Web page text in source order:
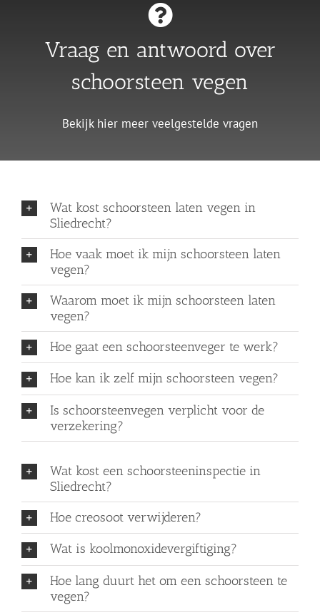
Vraag en antwoord over
schoorsteen vegen
Bekijk hier meer veelgestelde vragen
Wat kost schoorsteen laten vegen in
Sliedrecht?
Hoe vaak moet ik mijn schoorsteen laten
vegen?
Waarom moet ik mijn schoorsteen laten
vegen?
Hoe gaat een schoorsteenveger te werk?
Hoe kan ik zelf mijn schoorsteen vegen?
Is schoorsteenvegen verplicht voor de
verzekering?
Wat kost een schoorsteeninspectie in
Sliedrecht?
Hoe creosoot verwijderen?
Wat is koolmonoxidevergiftiging?
Hoe lang duurt het om een schoorsteen te
vegen?